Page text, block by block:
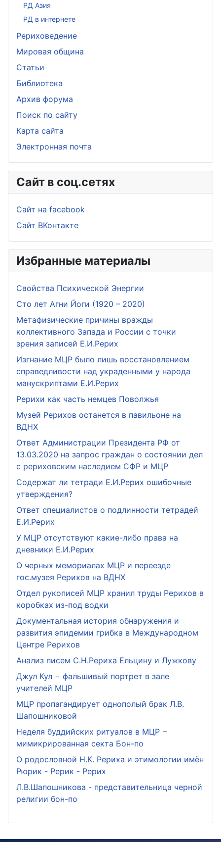
РД Азия
РД в интернете
Рериховедение
Мировая община
Статьи
Библиотека
Архив форума
Поиск по сайту
Карта сайта
Электронная почта
Сайт в соц.сетях
Сайт на facebook
Сайт ВКонтакте
Избранные материалы
Свойства Психической Энергии
Сто лет Агни Йоги (1920 – 2020)
Метафизические причины вражды
коллективного Запада и России с точки
зрения записей Е.И.Рерих
Изгнание МЦР было лишь восстановлением
справедливости над украденными у народа
манускриптами Е.И.Рерих
Рерихи как часть немцев Поволжья
Музей Рерихов останется в павильоне на
ВДНХ
Ответ Администрации Президента РФ от
13.03.2020 на запрос граждан о состоянии дел
с рериховским наследием СФР и МЦР
Содержат ли тетради Е.И.Рерих ошибочные
утверждения?
Ответ специалистов о подлинности тетрадей
Е.И.Рерих
У МЦР отсутствуют какие-либо права на
дневники Е.И.Рерих
О черных мемориалах МЦР и переезде
гос.музея Рерихов на ВДНХ
Отдел рукописей МЦР хранил труды Рерихов в
коробках из-под водки
Документальная история обнаружения и
развития эпидемии грибка в Международном
Центре Рерихов
Анализ писем С.Н.Рериха Ельцину и Лужкову
Джул Кул − фальшивый портрет в зале
учителей МЦР
МЦР пропагандирует однополый брак Л.В.
Шапошниковой
Неделя буддийских ритуалов в МЦР −
мимикрированная секта Бон-по
О родословной Н.К. Рериха и этимологии имён
Рюрик - Рерик - Рерих
Л.В.Шапошникова - представительница черной
религии бон-по